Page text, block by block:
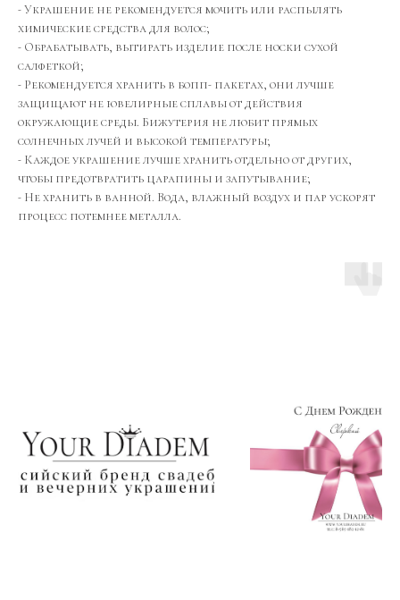
- Украшение не рекомендуется мочить или распылять
химические средства для волос;
- Обрабатывать, вытирать изделие после носки сухой
салфеткой;
- Рекомендуется хранить в бопп- пакетах, они лучше
защищают не ювелирные сплавы от действия
окружающие среды. Бижутерия не любит прямых
солнечных лучей и высокой температуры;
- Каждое украшение лучше хранить отдельно от других,
чтобы предотвратить царапины и запутывание;
- Не хранить в ванной. Вода, влажный воздух и пар ускорят
процесс потемнее металла.